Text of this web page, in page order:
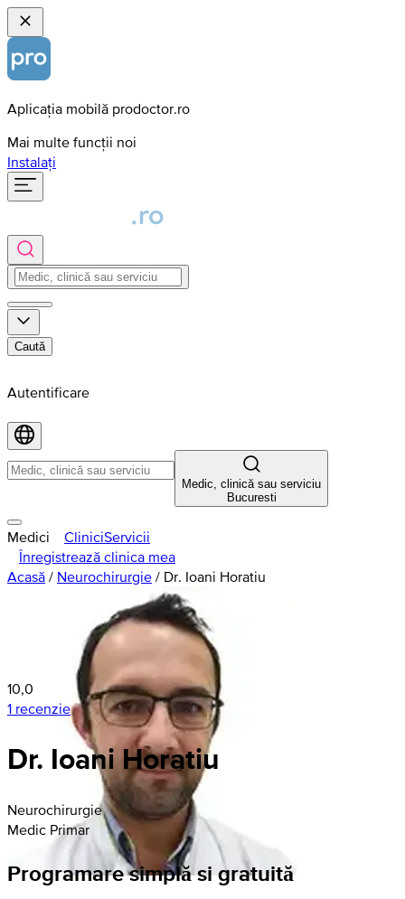
Aplicația mobilă prodoctor.ro
Mai multe funcții noi
Instalați
Caută
Autentificare
Medic, clinică sau serviciu
Bucuresti
Medici CliniciServicii
Înregistrează clinica mea
Acasă / Neurochirurgie / Dr. Ioani Horatiu
10,0
1 recenzie
Dr. Ioani Horatiu
Neurochirurgie
Medic Primar
Programare simplă si gratuită